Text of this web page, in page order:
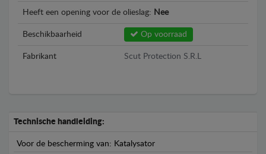
Heeft een opening voor de olieslag: Nee
Beschikbaarheid Op voorraad
Fabrikant Scut Protection S.R.L
Technische handleiding:
Voor de bescherming van: Katalysator